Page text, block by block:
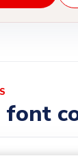
font